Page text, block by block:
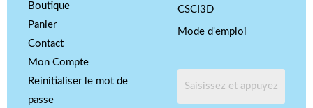
Boutique
Panier
Contact
Mon Compte
Reinitialiser le mot de
passe
CSCI3D
Mode d'emploi